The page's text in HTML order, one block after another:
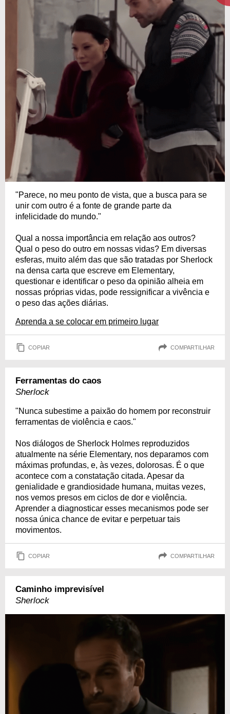
"Parece, no meu ponto de vista, que a busca para se
unir com outro é a fonte de grande parte da
infelicidade do mundo."
Qual a nossa importância em relação aos outros?
Qual o peso do outro em nossas vidas? Em diversas
esferas, muito além das que são tratadas por Sherlock
na densa carta que escreve em Elementary,
questionar e identificar o peso da opinião alheia em
nossas próprias vidas, pode ressignificar a vivência e
o peso das ações diárias.
Aprenda a se colocar em primeiro lugar
COPIAR COMPARTILHAR
Ferramentas do caos
Sherlock
"Nunca subestime a paixão do homem por reconstruir
ferramentas de violência e caos."
Nos diálogos de Sherlock Holmes reproduzidos
atualmente na série Elementary, nos deparamos com
máximas profundas, e, às vezes, dolorosas. É o que
acontece com a constatação citada. Apesar da
genialidade e grandiosidade humana, muitas vezes,
nos vemos presos em ciclos de dor e violência.
Aprender a diagnosticar esses mecanismos pode ser
nossa única chance de evitar e perpetuar tais
movimentos.
COPIAR COMPARTILHAR
Caminho imprevisível
Sherlock